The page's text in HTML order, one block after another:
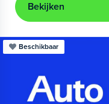
Bekijken
Beschikbaar